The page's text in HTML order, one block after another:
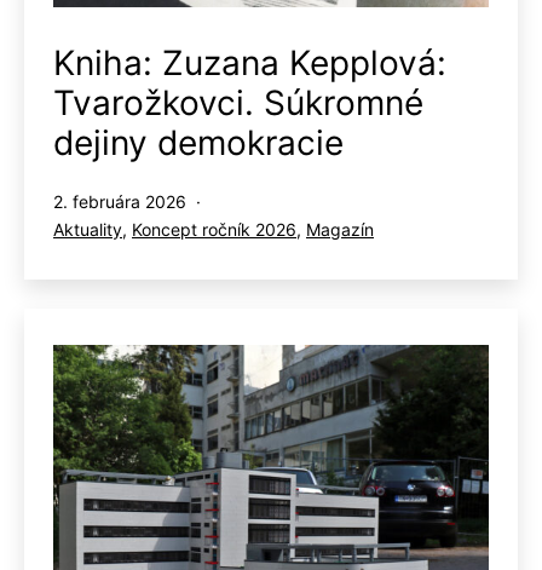
Kniha: Zuzana Kepplová:
Tvarožkovci. Súkromné
dejiny demokracie
Publikované
2. februára 2026
Kategorizované
Aktuality, Koncept ročník 2026, Magazín